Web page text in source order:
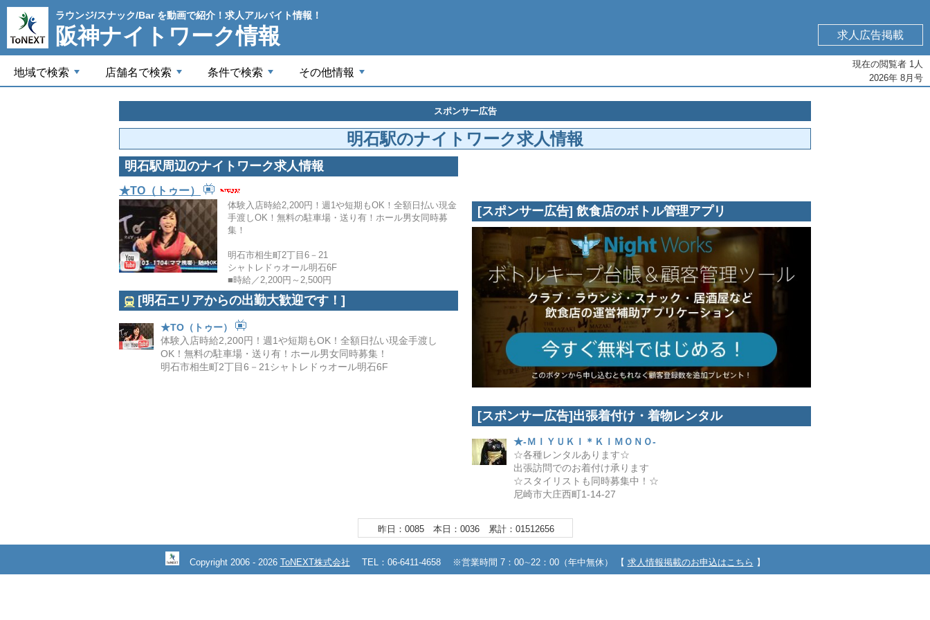
ラウンジ/スナック/Bar を動画で紹介！求人アルバイト情報！
阪神ナイトワーク情報 求人広告掲載
地域で検索 店舗名で検索 条件で検索 その他情報
現在の閲覧者 1人
2026年 8月号
スポンサー広告
明石駅のナイトワーク求人情報
明石駅周辺のナイトワーク求人情報
★TO（トゥー）
体験入店時給2,200円！週1や短期もOK！全額日払い現金
手渡しOK！無料の駐車場・送り有！ホール男女同時募
集！
明石市相生町2丁目6－21
シャトレドゥオール明石6F
■時給／2,200円～2,500円
[明石エリアからの出勤大歓迎です！]
★TO（トゥー）
体験入店時給2,200円！週1や短期もOK！全額日払い現金手渡し
OK！無料の駐車場・送り有！ホール男女同時募集！
明石市相生町2丁目6－21シャトレドゥオール明石6F
[スポンサー広告] 飲食店のボトル管理アプリ
[スポンサー広告]出張着付け・着物レンタル
★-ＭＩＹＵＫＩ＊ＫＩＭＯＮＯ-
☆各種レンタルあります☆
出張訪問でのお着付け承ります
☆スタイリストも同時募集中！☆
尼崎市大庄西町1-14-27
昨日：0085 本日：0036 累計：01512656
Copyright 2006 - 2026 ToNEXT株式会社 TEL：06-6411-4658 ※営業時間 7：00∼22：00（年中無休） 【 求人情報掲載のお申込はこちら 】